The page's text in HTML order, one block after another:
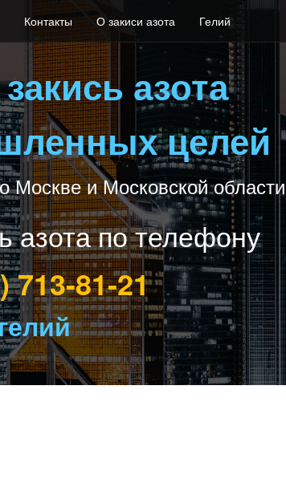
Контакты О закиси азота Гелий
азота
целей
Москве и Московской области
азота по телефону
713-81-21